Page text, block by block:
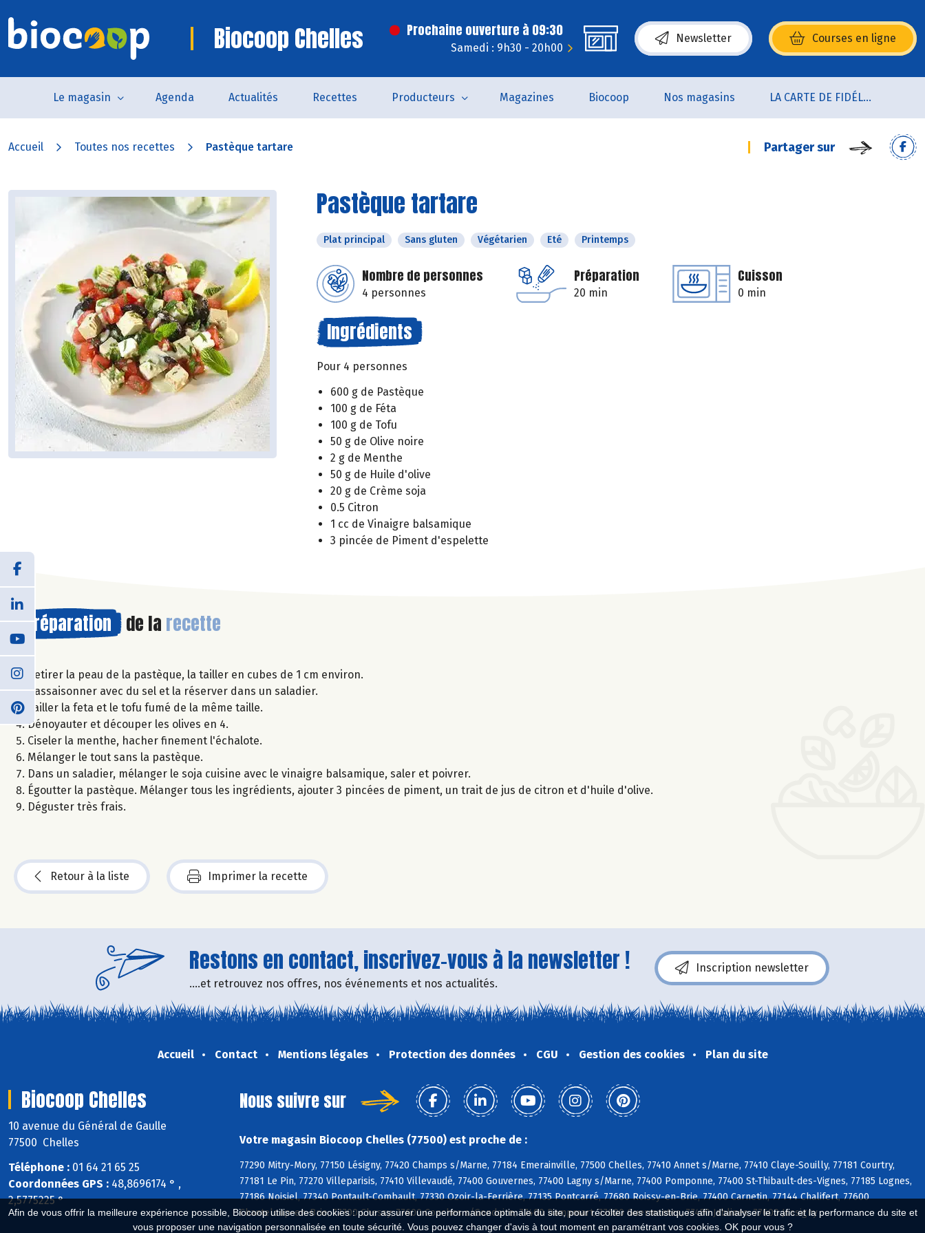
Afin de vous offrir la meilleure expérience possible, Biocoop utilise des cookies : pour assurer une performance optimale du site, pour récolter des statistiques afin d'analyser le trafic et la performance du site et
vous proposer une navigation personnalisée en toute sécurité. Vous pouvez changer d'avis à tout moment en paramétrant vos cookies. OK pour vous ?
Biocoop Chelles Prochaine ouverture à 09:30
Samedi : 9h30 - 20h00
Newsletter Courses en ligne
(s’ouvre dans une nouvelle fenêtre)
Le magasin Agenda Actualités Recettes Producteurs Magazines Biocoop Nos magasins LA CARTE DE FIDÉLITÉ
Accueil Toutes nos recettes Pastèque tartare Partager sur
Pastèque tartare
Plat principal Sans gluten Végétarien Eté Printemps
Nombre de personnes
4 personnes
Préparation
20 min
Cuisson
0 min
Ingrédients
Pour 4 personnes
600 g de Pastèque
100 g de Féta
100 g de Tofu
50 g de Olive noire
2 g de Menthe
50 g de Huile d'olive
20 g de Crème soja
0.5 Citron
1 cc de Vinaigre balsamique
3 pincée de Piment d'espelette
Préparation de la recette
Retirer la peau de la pastèque, la tailler en cubes de 1 cm environ.
L'assaisonner avec du sel et la réserver dans un saladier.
Tailler la feta et le tofu fumé de la même taille.
Dénoyauter et découper les olives en 4.
Ciseler la menthe, hacher finement l'échalote.
Mélanger le tout sans la pastèque.
Dans un saladier, mélanger le soja cuisine avec le vinaigre balsamique, saler et poivrer.
Égoutter la pastèque. Mélanger tous les ingrédients, ajouter 3 pincées de piment, un trait de jus de citron et d'huile d'olive.
Déguster très frais.
Retour à la liste Imprimer la recette
Restons en contact, inscrivez-vous à la newsletter !
....et retrouvez nos offres, nos événements et nos actualités.
Inscription newsletter
Accueil Contact Mentions légales Protection des données CGU Gestion des cookies Plan du site
Biocoop Chelles
10 avenue du Général de Gaulle
77500 Chelles
Téléphone : 01 64 21 65 25
Coordonnées GPS : 48,8696174 ° ,
2,5775225 °
Nous suivre sur
Votre magasin Biocoop Chelles (77500) est proche de :
77290 Mitry-Mory, 77150 Lésigny, 77420 Champs s/Marne, 77184 Emerainville, 77500 Chelles, 77410 Annet s/Marne, 77410 Claye-Souilly, 77181 Courtry,
77181 Le Pin, 77270 Villeparisis, 77410 Villevaudé, 77400 Gouvernes, 77400 Lagny s/Marne, 77400 Pomponne, 77400 St-Thibault-des-Vignes, 77185 Lognes,
77186 Noisiel, 77340 Pontault-Combault, 77330 Ozoir-la-Ferrière, 77135 Pontcarré, 77680 Roissy-en-Brie, 77400 Carnetin, 77144 Chalifert, 77600
Chanteloup-en-Brie, 77700 Chessy, 77600 Conches s/Gondoire, 77400 Dampmart, 77600 Guermantes, 77450 Jablines, 77600 Jossigny